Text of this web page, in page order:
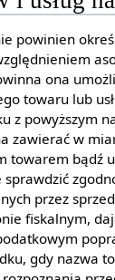
powinien
ona
towaru lub
z powyższym
zawierać w
towarem bądź
przez
fiskalnym,
gdy nazwa